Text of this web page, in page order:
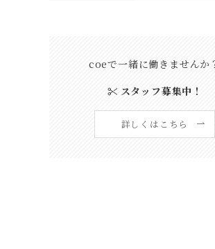
coeで一緒に働きませんか
スタッフ募集中！
詳しくはこちら